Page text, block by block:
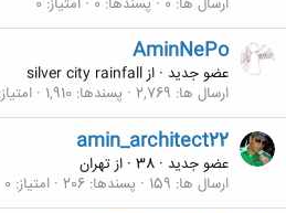
AminNePo
عضو جدید · ازsilver city rainfall
ارسال ها 2,769 پسندها 1,910 امتیاز
amin_architect22
عضو جدید ·
· ازتهران
ارسال ها 159 پسندها 206 امتیاز 0